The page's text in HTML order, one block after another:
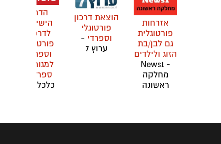
אזרחות
פורטוגלית
גם לבן/בת
הזוג ולילדים
- News1
מחלקה
ראשונה
הוצאת דרכון
פורטוגלי
וספרדי -
ערוץ 7
הדרך
הישירה
לדרכון
פורטוגלי
וספרדי
למגורשי
ספרד
כלכליסט